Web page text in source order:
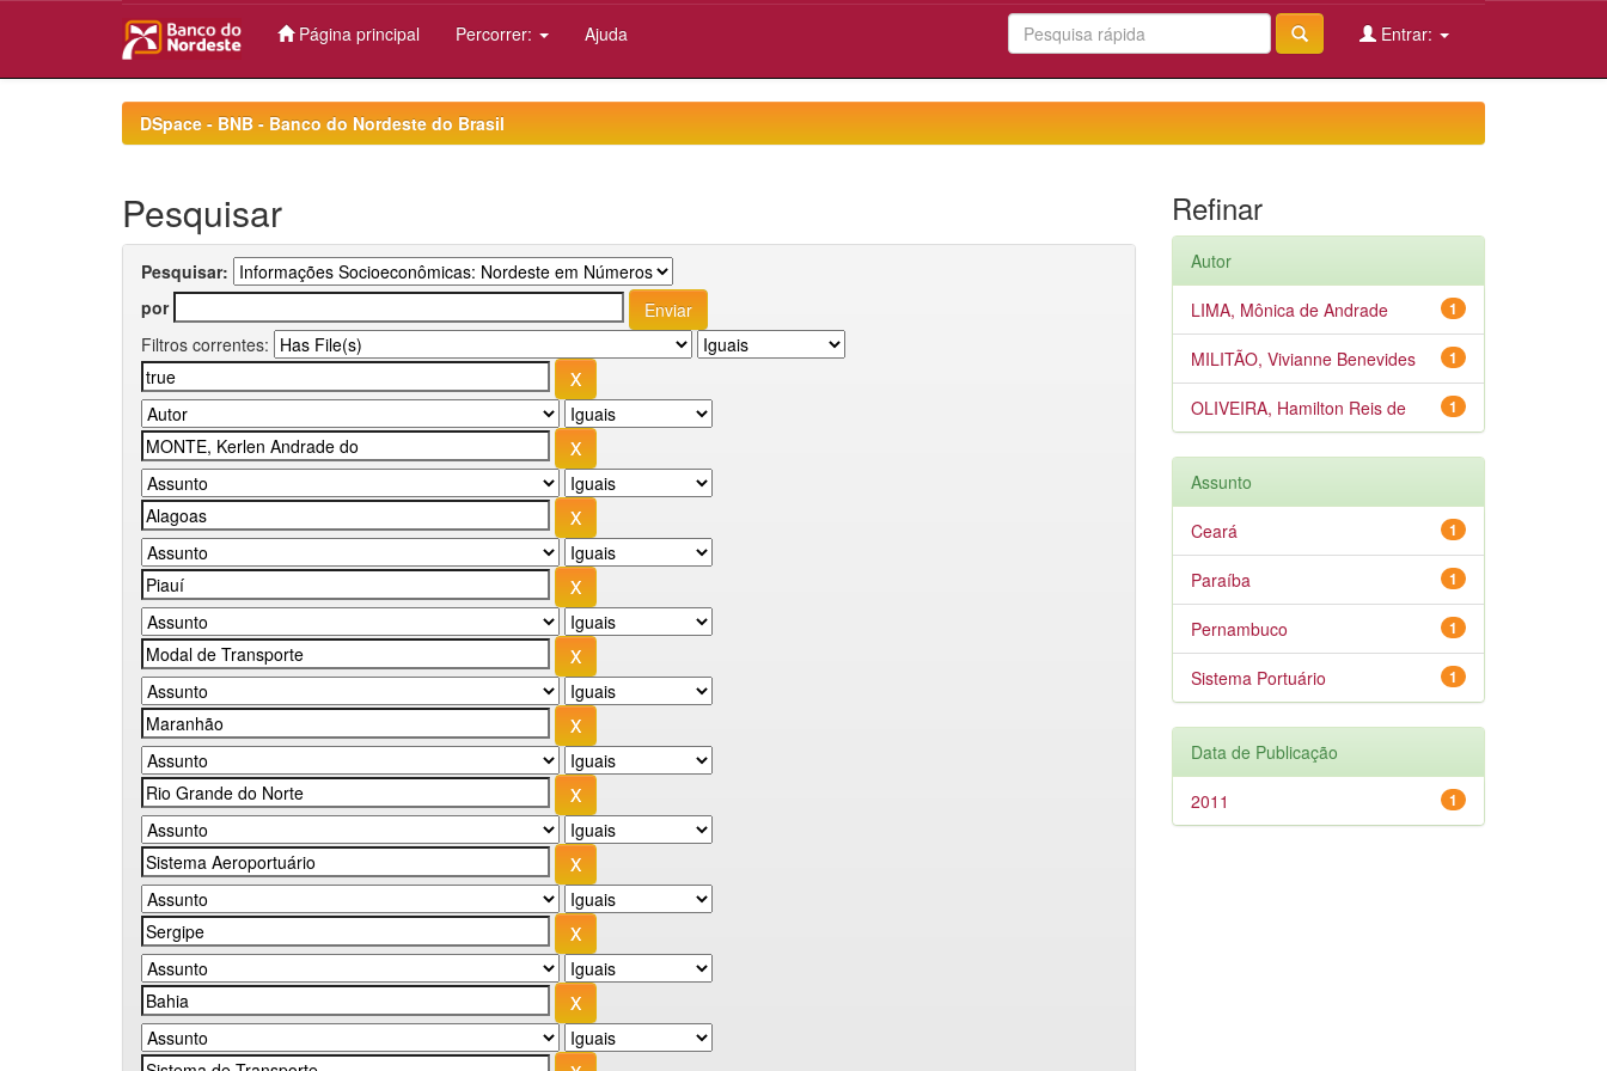
Página principal Percorrer: Ajuda Entrar:
DSpace - BNB - Banco do Nordeste do Brasil
Pesquisar
Pesquisar:
por
Filtros correntes:
Refinar
Autor
1
LIMA, Mônica de Andrade
1
MILITÃO, Vivianne Benevides
1
OLIVEIRA, Hamilton Reis de
Assunto
1
Ceará
1
Paraíba
1
Pernambuco
1
Sistema Portuário
Data de Publicação
1
2011